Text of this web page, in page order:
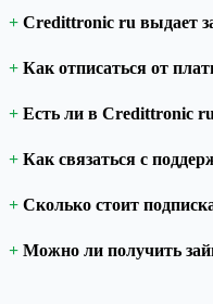
Credittronic ru выдает
Как отписаться от
Есть ли в Credittronic
Как связаться с
Сколько стоит
Можно ли получить